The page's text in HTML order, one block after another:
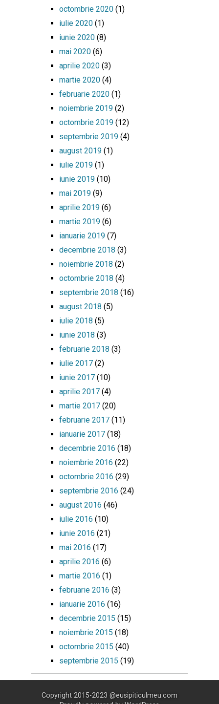
octombrie 2020(1)
iulie 2020(1)
iunie 2020(8)
mai 2020(6)
aprilie 2020(3)
martie 2020(4)
februarie 2020(1)
noiembrie 2019(2)
octombrie 2019(12)
septembrie 2019(4)
august 2019(1)
iulie 2019(1)
iunie 2019(10)
mai 2019(9)
aprilie 2019(6)
martie 2019(6)
ianuarie 2019(7)
decembrie 2018 (3)
noiembrie 2018 (2)
octombrie 2018 (4)
septembrie 2018 (16)
august 2018 (5)
iulie 2018 (5)
iunie 2018 (3)
februarie 2018 (3)
iulie 2017(2)
iunie 2017(10)
aprilie 2017(4)
martie 2017(20)
februarie 2017(11)
ianuarie 2017(18)
decembrie 2016 (18)
noiembrie 2016 (22)
octombrie 2016 (29)
septembrie 2016 (24)
august 2016 (46)
iulie 2016 (10)
iunie 2016 (21)
mai 2016 (17)
aprilie 2016 (6)
martie 2016 (1)
februarie 2016 (3)
ianuarie 2016 (16)
decembrie 2015 (15)
noiembrie 2015 (18)
octombrie 2015 (40)
septembrie 2015 (19)
Copyright 2015-2023 @eusipiticulmeu.com